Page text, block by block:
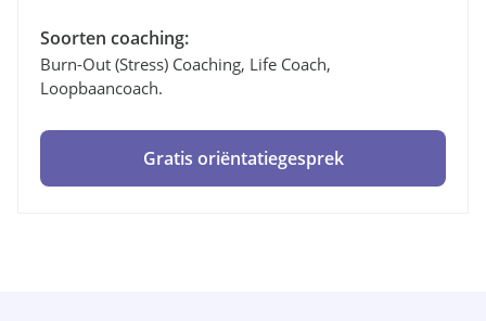
Soorten coaching:
Burn-Out (stress) Coaching, Life Coach,
Loopbaancoach.
Gratis oriëntatiegesprek